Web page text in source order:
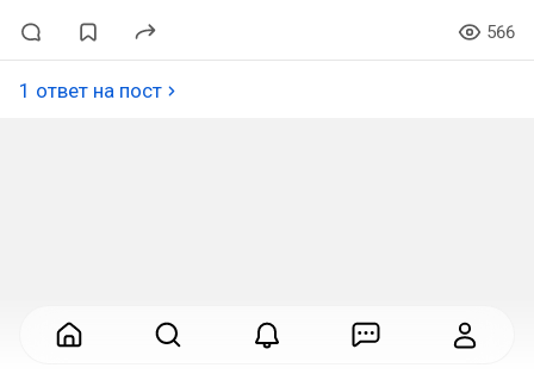
566
1 ответ на пост